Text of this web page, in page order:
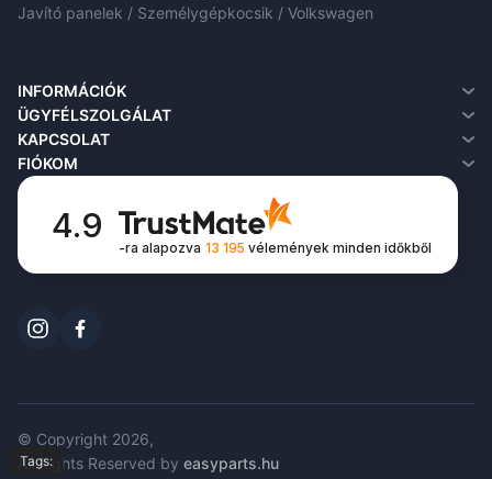
Javító panelek / Személygépkocsik / Volkswagen
INFORMÁCIÓK
Rólunk
Szállítási információk
Adatvédelmi irányelvek
Feltételek és kikötések
ÜGYFÉLSZOLGÁLAT
Kapcsolat
Visszáru
Honlaptérkép
KAPCSOLAT
FIÓKOM
Fiókom
Rendeléseim
Kívánságlista
Hírlevél
4.9
-ra alapozva 13 195 véleményekminden időkből
© Copyright 2026,
All Rights Reserved by easyparts.hu
Tags: